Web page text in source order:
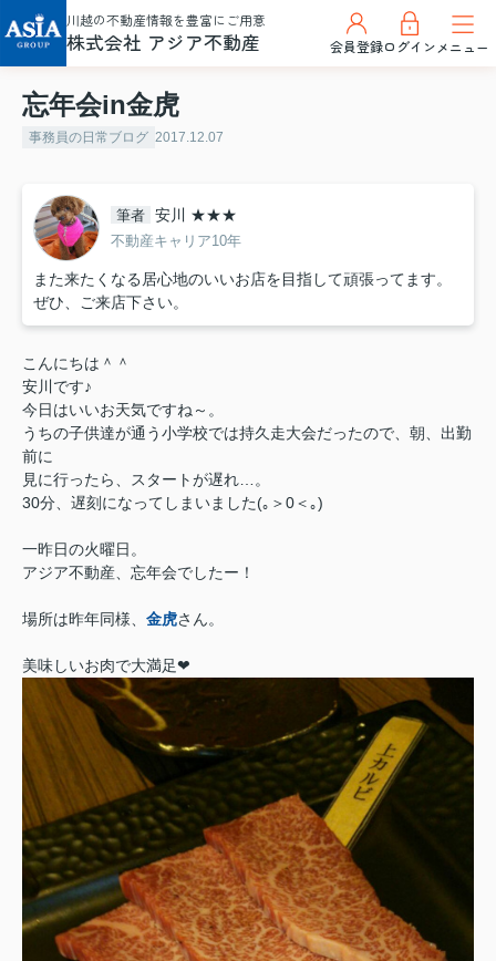
川越の不動産情報を豊富にご用意
株式会社 アジア不動産 会員登録ログインメニュー
忘年会in金虎
事務員の日常ブログ 2017.12.07
筆者 安川 ★★★
不動産キャリア10年
また来たくなる居心地のいいお店を目指して頑張ってます。
ぜひ、ご来店下さい。
こんにちは＾＾
安川です♪
今日はいいお天気ですね～。
うちの子供達が通う小学校では持久走大会だったので、朝、出勤
前に
見に行ったら、スタートが遅れ…。
30分、遅刻になってしまいました(｡＞0＜｡)
一昨日の火曜日。
アジア不動産、忘年会でしたー！
場所は昨年同様、 金虎さん。
美味しいお肉で大満足❤